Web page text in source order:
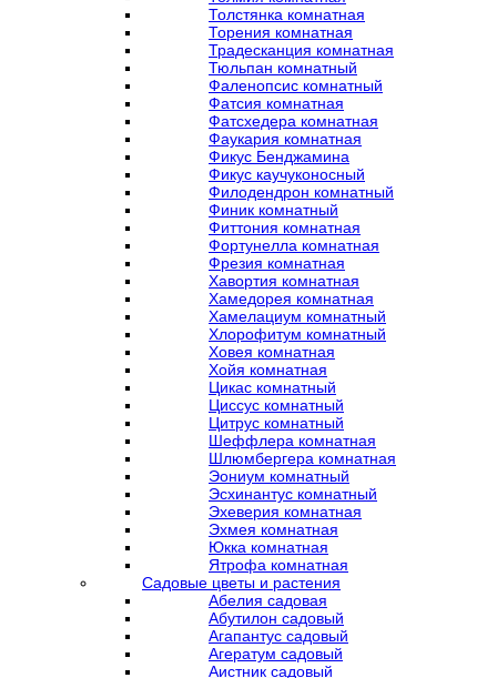
Толстянка комнатная
Торения комнатная
Традесканция комнатная
Тюльпан комнатный
Фаленопсис комнатный
Фатсия комнатная
Фатсхедера комнатная
Фаукария комнатная
Фикус Бенджамина
Фикус каучуконосный
Филодендрон комнатный
Финик комнатный
Фиттония комнатная
Фортунелла комнатная
Фрезия комнатная
Хавортия комнатная
Хамедорея комнатная
Хамелациум комнатный
Хлорофитум комнатный
Ховея комнатная
Хойя комнатная
Цикас комнатный
Циссус комнатный
Цитрус комнатный
Шеффлера комнатная
Шлюмбергера комнатная
Эониум комнатный
Эсхинантус комнатный
Эхеверия комнатная
Эхмея комнатная
Юкка комнатная
Ятрофа комнатная
Садовые цветы и растения
Абелия садовая
Абутилон садовый
Агапантус садовый
Агератум садовый
Аистник садовый